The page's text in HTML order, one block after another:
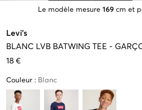
Le modèle mesure 169 cm et
Levi's
BLANC LVB BATWING TEE -
18 €
Couleur : Blanc